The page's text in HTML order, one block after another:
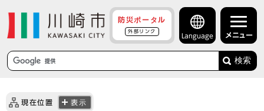
防災ポータル
外部リンク
Language メニュー
検索
現在位置 表示